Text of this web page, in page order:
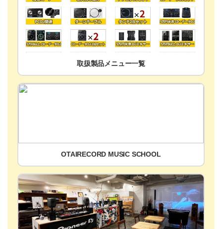
取扱製品メニュー一覧
OTAIRECORD MUSIC SCHOOL